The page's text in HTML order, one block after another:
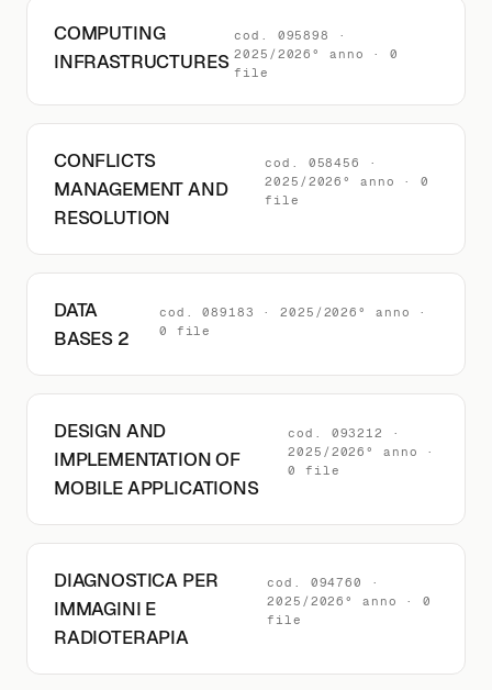
COMPUTING
INFRASTRUCTURES
cod. 095898 ·
2025/2026° anno · 0
file
CONFLICTS
MANAGEMENT AND
RESOLUTION
cod. 058456 ·
2025/2026° anno · 0
file
DATA
BASES 2
cod. 089183 · 2025/2026° anno ·
0 file
DESIGN AND
IMPLEMENTATION OF
MOBILE APPLICATIONS
cod. 093212 ·
2025/2026° anno ·
0 file
DIAGNOSTICA PER
IMMAGINI E
RADIOTERAPIA
cod. 094760 ·
2025/2026° anno · 0
file